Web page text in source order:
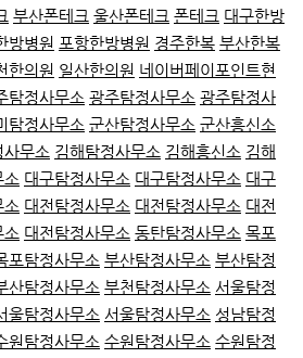
부산폰테크 울산폰테크 폰테크 대구한방
방병원 포항한방병원 경주한복 부산한복
한의원 일산한의원 네이버페이포인트현
탐정사무소 광주탐정사무소 광주탐정사
탐정사무소 군산탐정사무소 군산흥신소
사무소 김해탐정사무소 김해흥신소 김해
소 대구탐정사무소 대구탐정사무소 대구
소 대전탐정사무소 대전탐정사무소 대전
소 대전탐정사무소 동탄탐정사무소 목포
포탐정사무소 부산탐정사무소 부산탐정
산탐정사무소 부천탐정사무소 서울탐정
울탐정사무소 서울탐정사무소 성남탐정
원탐정사무소 수원탐정사무소 수원탐정